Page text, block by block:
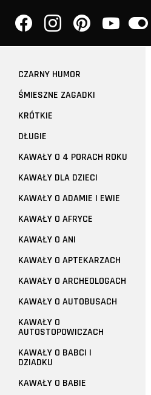
CZARNY HUMOR
ŚMIESZNE ZAGADKI
KRÓTKIE
DŁUGIE
KAWAŁY O 4 PORACH ROKU
KAWAŁY DLA DZIECI
KAWAŁY O ADAMIE I EWIE
KAWAŁY O AFRYCE
KAWAŁY O ANI
KAWAŁY O APTEKARZACH
KAWAŁY O ARCHEOLOGACH
KAWAŁY O AUTOBUSACH
KAWAŁY O
AUTOSTOPOWICZACH
KAWAŁY O BABCI I
DZIADKU
KAWAŁY O BABIE